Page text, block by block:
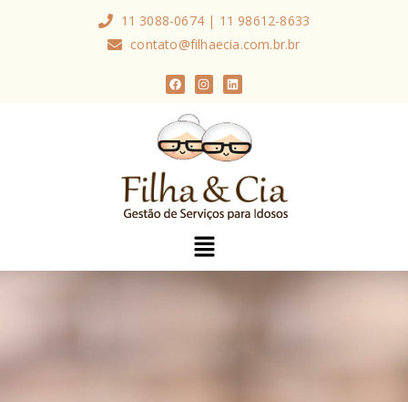
11 3088-0674 | 11 98612-8633
contato@filhaecia.com.br.br